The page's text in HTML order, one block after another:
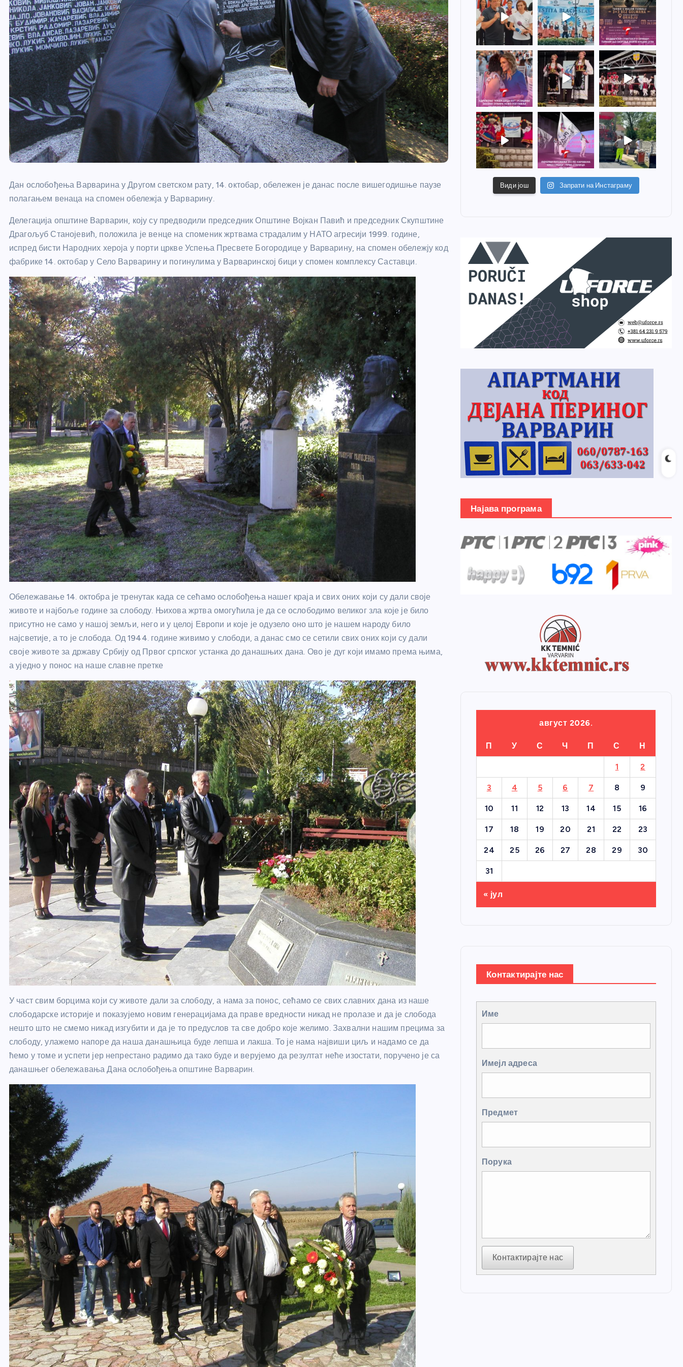
Дан ослобођења Варварина у Другом светском рату, 14. октобар, обележен је данас после вишегодишње паузе
полагањем венаца на спомен обележја у Варварину.
Делегација општине Варварин, коју су предводили председник Општине Војкан Павић и председник Скупштине
Драгољуб Станојевић, положила је венце на споменик жртвама страдалим у НАТО агресији 1999. године,
испред бисти Народних хероја у порти цркве Успења Пресвете Богородице у Варварину, на спомен обележју код
фабрике 14. октобар у Село Варварину и погинулима у Варваринској бици у спомен комплексу Саставци.
Обележавање 14. октобра је тренутак када се сећамо ослобођења нашег краја и свих оних који су дали своје
животе и најбоље године за слободу. Њихова жртва омогућила је да се ослободимо великог зла које је било
присутно не само у нашој земљи, него и у целој Европи и које је одузело оно што је нашем народу било
најсветије, а то је слобода. Од 1944. године живимо у слободи, а данас смо се сетили свих оних који су дали
своје животе за државу Србију од Првог српског устанка до данашњих дана. Ово је дуг који имамо према њима,
а уједно у понос на наше славне претке
У част свим борцима који су животе дали за слободу, а нама за понос, сећамо се свих славних дана из наше
слободарске историје и показујемо новим генерацијама да праве вредности никад не пролазе и да је слобода
нешто што не смемо никад изгубити и да је то предуслов та све добро које желимо. Захвални нашим прецима за
слободу, улажемо напоре да наша данашњица буде лепша и лакша. То је нама највиши циљ и надамо се да
ћемо у томе и успети јер непрестано радимо да тако буде и верујемо да резултат неће изостати, поручено је са
данашњег обележавања Дана ослобођења општине Варварин.
Види још Запрати на Инстаграму
Најава програма
август 2026.
П У С Ч П С Н
1 2
3 4 5 6 7 8 9
10 11 12 13 14 15 16
17 18 19 20 21 22 23
24 25 26 27 28 29 30
31
« јул
Контактирајте нас
Име
Имејл адреса
Предмет
Порука
Контактирајте нас